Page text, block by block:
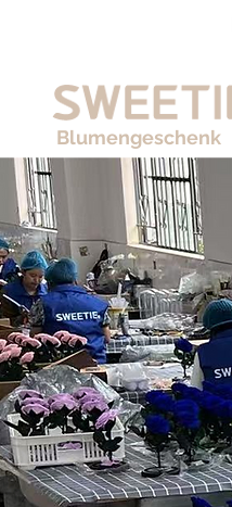
Blumengeschenk